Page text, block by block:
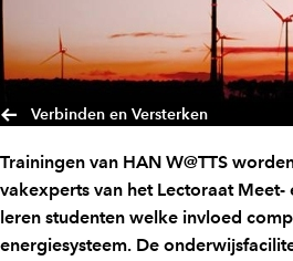
Verbinden en Versterken
Trainingen van HAN W@TTS
vakexperts van het Lectoraat Meet-
leren studenten welke invloed
energiesysteem. De